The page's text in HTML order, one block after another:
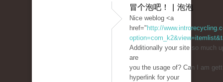
冒个泡吧！ | 泡泡
Nice weblog <a
href=" http://
Additionally your site so much
are
you the usage of? Can I am
hyperlink for your